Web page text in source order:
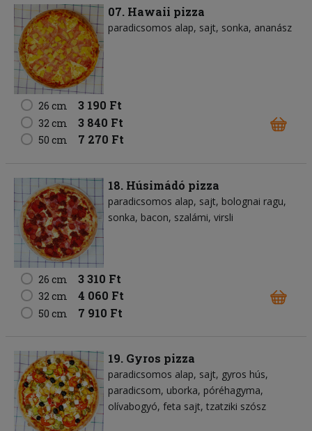
07. Hawaii pizza
paradicsomos alap sajt sonka ananász
26 cm 3 190 Ft
32 cm 3 840 Ft
50 cm 7 270 Ft
18. Húsimádó pizza
paradicsomos alap sajt bolognai ragu
sonka bacon szalámi virsli
26 cm 3 310 Ft
32 cm 4 060 Ft
50 cm 7 910 Ft
19. Gyros pizza
paradicsomos alap sajt gyros hús
paradicsom uborka póréhagyma
olívabogyó feta sajt tzatziki szósz